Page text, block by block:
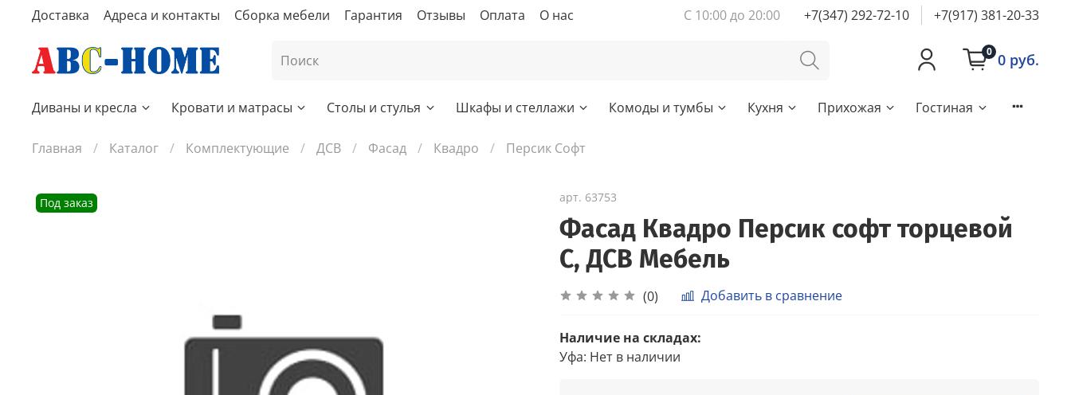
Доставка Адреса и контакты Сборка мебели Гарантия Отзывы Оплата О нас С 10:00 до 20:00 +7(347) 292-72-10 +7(917) 381-20-33
0 0 руб.
Диваны и кресла Кровати и матрасы Столы и стулья Шкафы и стеллажи Комоды и тумбы Кухня Прихожая Гостиная
Главная Каталог Комплектующие ДСВ Фасад Квадро Персик Софт
Под заказ арт. 63753
Фасад Квадро Персик софт торцевой
С, ДСВ Мебель
(0) Добавить в сравнение
Наличие на складах:
Уфа: Нет в наличии